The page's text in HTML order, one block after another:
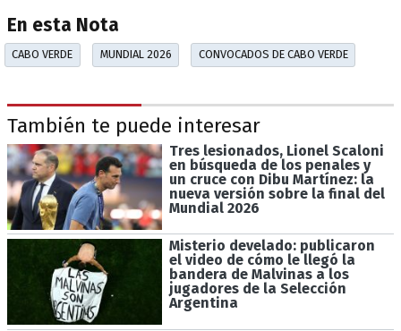
En esta Nota
CABO VERDE MUNDIAL 2026 CONVOCADOS DE CABO VERDE
También te puede interesar
Tres lesionados, Lionel Scaloni
en búsqueda de los penales y
un cruce con Dibu Martínez: la
nueva versión sobre la final del
Mundial 2026
Misterio develado: publicaron
el video de cómo le llegó la
bandera de Malvinas a los
jugadores de la Selección
Argentina